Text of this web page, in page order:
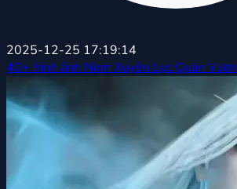
2025-12-25 17:19:14
40+ hình ảnh Ninh Xuyên Lục Quán